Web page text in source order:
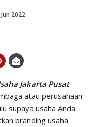
2022
Jakarta Pusat–
atau perusahaan
supaya usaha Anda
branding usaha